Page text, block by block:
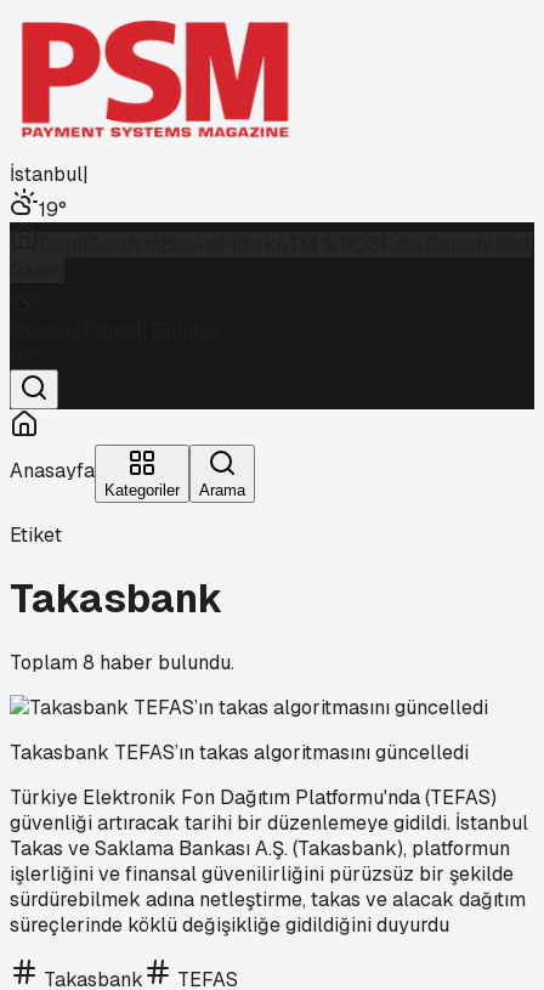
İstanbul|
19°
Anasayfa
Kategoriler Arama
Etiket
Takasbank
Toplam8 haber bulundu.
Takasbank TEFAS’ın takas algoritmasını güncelledi
Türkiye Elektronik Fon Dağıtım Platformu'nda (TEFAS)
güvenliği artıracak tarihi bir düzenlemeye gidildi. İstanbul
Takas ve Saklama Bankası A.Ş. (Takasbank), platformun
işlerliğini ve finansal güvenilirliğini pürüzsüz bir şekilde
sürdürebilmek adına netleştirme, takas ve alacak dağıtım
süreçlerinde köklü değişikliğe gidildiğini duyurdu
Takasbank TEFAS